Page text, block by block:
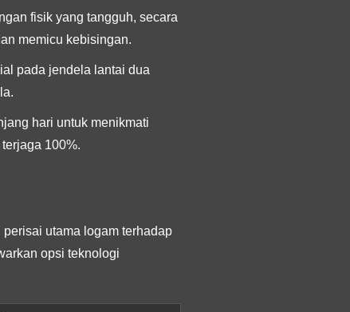
fisik yang tangguh, secara
memicu kebisingan.
pada jendela lantai dua
hari untuk menikmati
100%.
utama logam terhadap
opsi teknologi